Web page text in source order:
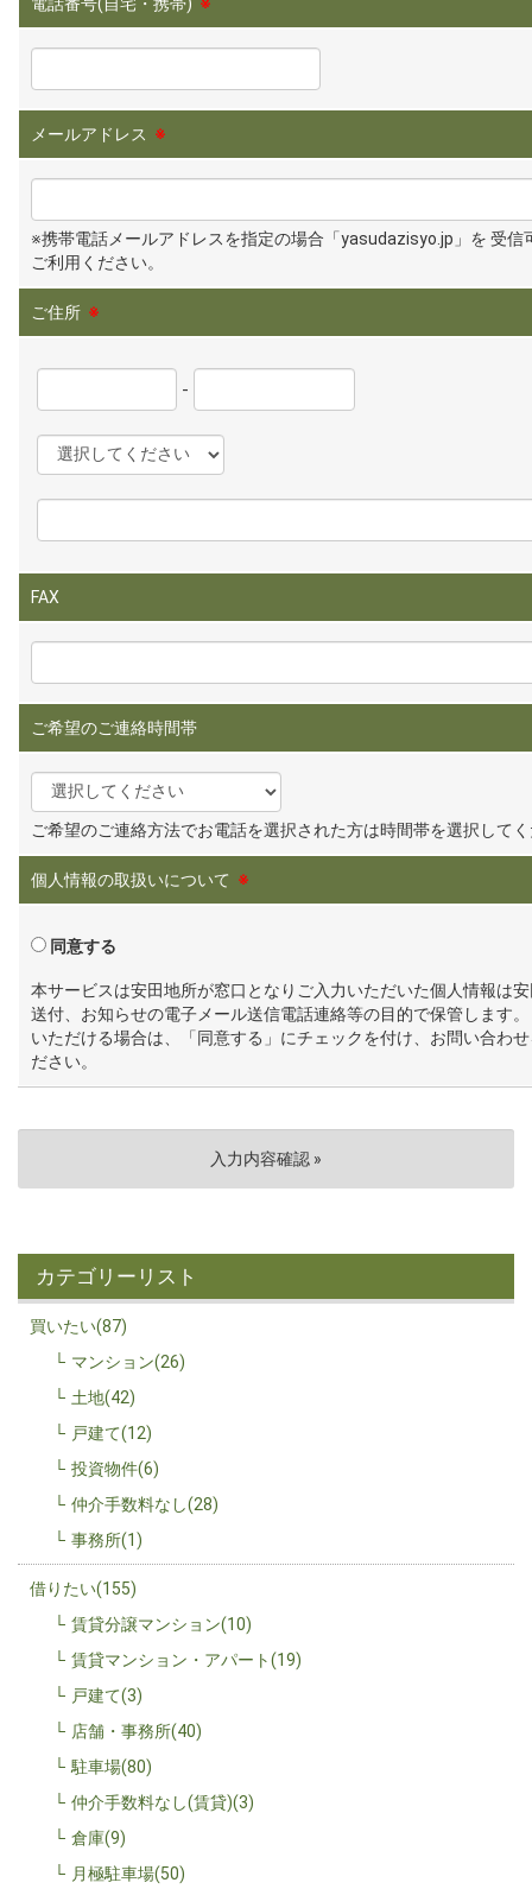
メールアドレス ※
※携帯電話メールアドレスを指定の場合「yasudazisyo.jp」を 受信
ご利用ください。
ご住所 ※
-
FAX
ご希望のご連絡時間帯
ご希望のご連絡方法でお電話を選択された方は時間帯を選択して
個人情報の取扱いについて ※
同意する
本サービスは安田地所が窓口となりご入力いただいた個人情報は
送付、お知らせの電子メール送信電話連絡等の目的で保管します
いただける場合は、「同意する」にチェックを付け、お問い合わ
ださい。
カテゴリーリスト
買いたい(87)
マンション(26)
土地(42)
戸建て(12)
投資物件(6)
仲介手数料なし(28)
事務所(1)
借りたい(155)
賃貸分譲マンション(10)
賃貸マンション・アパート(19)
戸建て(3)
店舗・事務所(40)
駐車場(80)
仲介手数料なし(賃貸)(3)
倉庫(9)
月極駐車場(50)